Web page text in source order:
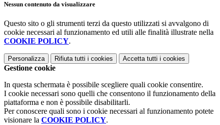
Nessun contenuto da visualizzare
Questo sito o gli strumenti terzi da questo utilizzati si avvalgono di
cookie necessari al funzionamento ed utili alle finalità illustrate nella
COOKIE POLICY.
Personalizza Rifiuta tutti i cookies Accetta tutti i cookies
Gestione cookie
In questa schermata è possibile scegliere quali cookie consentire.
I cookie necessari sono quelli che consentono il funzionamento della
piattaforma e non è possibile disabilitarli.
Per conoscere quali sono i cookie necessari al funzionamento potete
visionare la COOKIE POLICY.